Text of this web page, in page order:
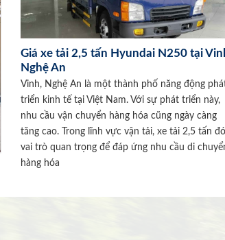
Giá xe tải 2,5 tấn Hyundai N250 tại
Nghệ An
Vinh, Nghệ An là một thành phố năng động
triển kinh tế tại Việt Nam. Với sự phát triển này,
nhu cầu vận chuyển hàng hóa cũng ngày càng
tăng cao. Trong lĩnh vực vận tải, xe tải 2,5 tấn
vai trò quan trọng để đáp ứng nhu cầu di
hàng hóa